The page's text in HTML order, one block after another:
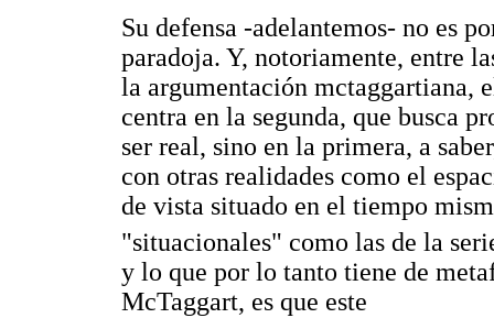
Su defensa -adelantemos- no es
paradoja. Y, notoriamente, entre
la argumentación mctaggartiana,
centra en la segunda, que busca
ser real, sino en la primera, a
con otras realidades como el
de vista situado en el tiempo
"situacionales" como las de la
y lo que por lo tanto tiene de
McTaggart, es que este